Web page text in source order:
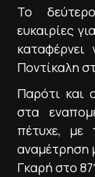
Το
ευκαιρίες
Ποντίκαλη
Παρότι και
στα
πέτυχε, με
αναμέτρηση
Γκαρή στο